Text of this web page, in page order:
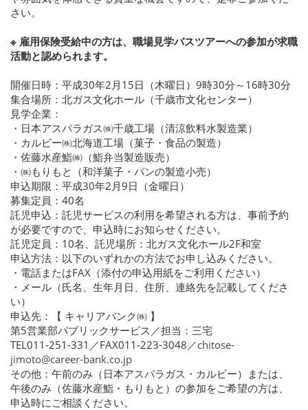
さい。
※ 雇用保険受給中の方は、職場見学バスツアーへの参加が求職
活動と認められます。
開催日時：平成30年2月15日（木曜日）9時30分～16時30分
集合場所：北ガス文化ホール（千歳市文化センター）
見学企業：
・日本アスパラガス㈱千歳工場（清涼飲料水製造業）
・カルビー㈱北海道工場（菓子・食品の製造）
・佐藤水産鮨㈱（鮨弁当製造販売）
・㈱もりもと（和洋菓子・パンの製造小売）
申込期限：平成30年2月9日（金曜日）
募集定員：40名
託児申込：託児サービスの利用を希望される方は、事前予約
が必要ですので、申込時にお知らせください。
託児定員：10名、託児場所：北ガス文化ホール2F和室
申込方法：以下のいずれかの方法でお申し込みください。
・電話またはFAX（添付の申込用紙をご利用ください）
・メール（氏名、生年月日、住所、連絡先を記載してくださ
い）
申込先：【 キャリアバンク㈱ 】
第5営業部パブリックサービス／担当：三宅
TEL011-251-331／FAX011-223-3048／chitose-
jimoto@career-bank.co.jp
その他：午前のみ（日本アスパラガス・カルビー）または、
午後のみ（佐藤水産鮨・もりもと）の参加をご希望の方は、
申込時にご相談ください。